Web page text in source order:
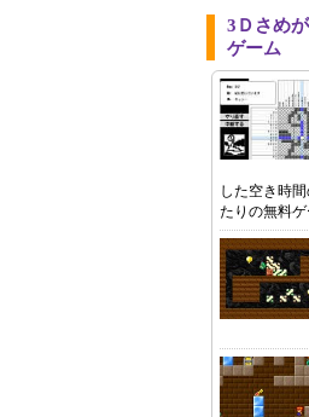
3Ｄさめ
ゲーム
した空き時
たりの無料